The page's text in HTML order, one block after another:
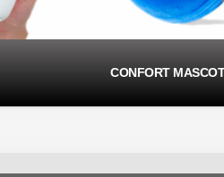
CONFORT